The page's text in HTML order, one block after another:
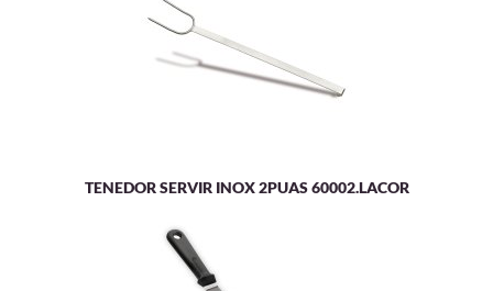
TENEDOR SERVIR INOX 2PUAS 60002.LACOR